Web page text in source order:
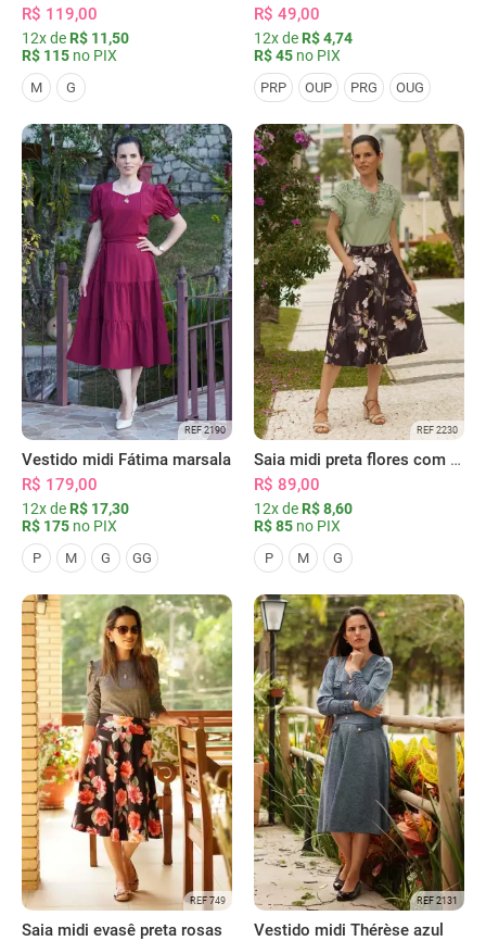
R$ 119,00
12x de R$ 11,50
R$ 115 no PIX
M G
R$ 49,00
12x de R$ 4,74
R$ 45 no PIX
PRP OUP PRG OUG
REF 2190
Vestido midi Fátima marsala
R$ 179,00
12x de R$ 17,30
R$ 175 no PIX
P M G GG
REF 2230
Saia midi preta flores com bolsos
R$ 89,00
12x de R$ 8,60
R$ 85 no PIX
P M G
REF 749
Saia midi evasê preta rosas
REF 2131
Vestido midi Thérèse azul